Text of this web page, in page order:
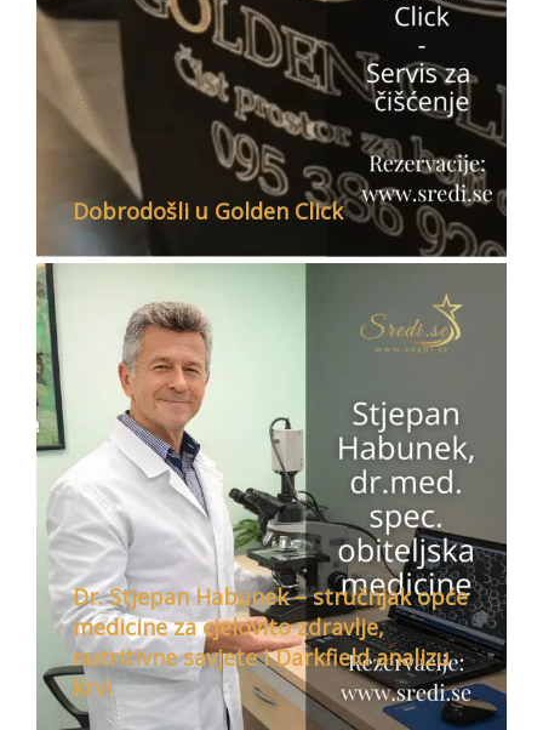
Dobrodošli u Golden Click
Dr. Stjepan Habunek – stručnjak opće
medicine za cjelovito zdravlje,
nutritivne savjete i Darkfield analizu
krvi